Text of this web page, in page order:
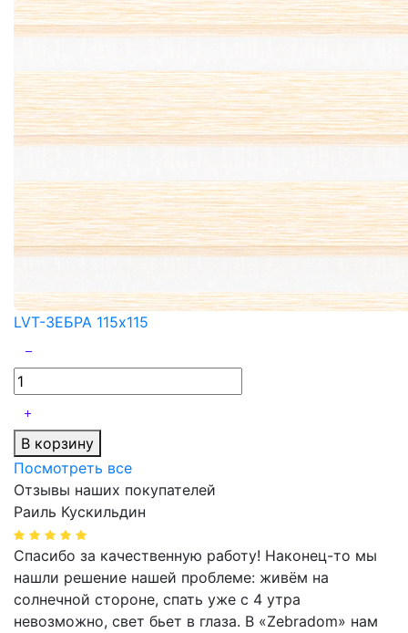
LVT-ЗЕБРА 115x115
В корзину
Посмотреть все
Отзывы наших покупателей
Раиль Кускильдин
Спасибо за качественную работу! Наконец-то мы
нашли решение нашей проблеме: живём на
солнечной стороне, спать уже с 4 утра
невозможно, свет бьет в глаза. В «Zebradom» нам